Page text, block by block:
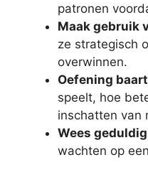
patronen
Maak gebruik
ze strategisch
overwinnen.
Oefening
speelt, hoe
inschatten van
Wees
wachten op